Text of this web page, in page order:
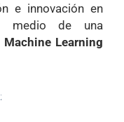
e innovación en
medio de una
Machine Learning